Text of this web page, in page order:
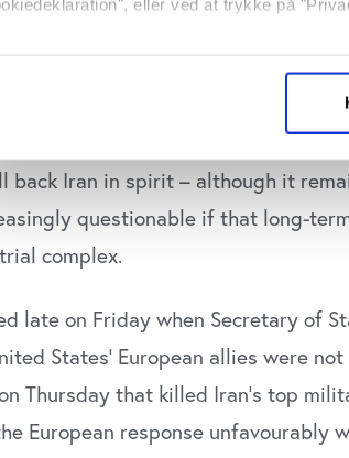
eller ved at trykke på
du tillader det, vil vi også gerne:
Identificere din enhed baseret på en
cookies til at tilpasse vores indhold
trafik. Vi deler også oplysninger om din
og analysepartnere.
eller som de har indsamlet fra din brug
rapidly coalescing into an actual
of alliances once the shooting
back Iran in spirit – although it
questionable if that long-
complex.
late on Friday when Secretary of
States’ European allies were
Thursday that killed Iran’s top
European response unfavourably